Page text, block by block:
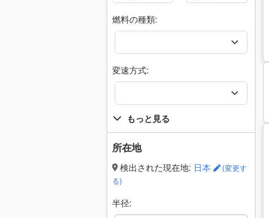
燃料の種類:
変速方式:
もっと見る
所在地
検出された現在地: 日本
(変更す
る)
半径:
Jcb 8025 Zts Jcb 8018